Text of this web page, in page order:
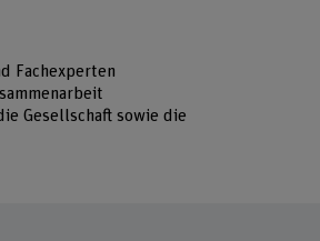
Fachexperten
Gesellschaft sowie die